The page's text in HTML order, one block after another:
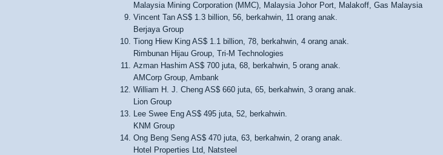
Malaysia Mining Corporation (MMC), Malaysia Johor Port, Malakoff, Gas Malaysia
Vincent Tan AS$ 1.3 billion, 56, berkahwin, 11 orang anak.
Berjaya Group
Tiong Hiew King AS$ 1.1 billion, 78, berkahwin, 4 orang anak.
Rimbunan Hijau Group, Tri-M Technologies
Azman Hashim AS$ 700 juta, 68, berkahwin, 5 orang anak.
AMCorp Group, Ambank
William H. J. Cheng AS$ 660 juta, 65, berkahwin, 3 orang anak.
Lion Group
Lee Swee Eng AS$ 495 juta, 52, berkahwin.
KNM Group
Ong Beng Seng AS$ 470 juta, 63, berkahwin, 2 orang anak.
Hotel Properties Ltd, Natsteel